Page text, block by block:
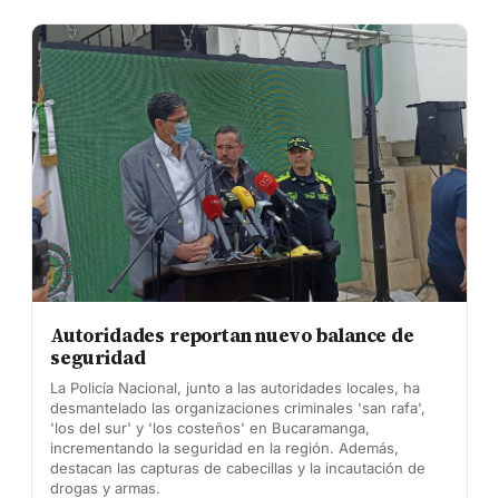
Autoridades reportan nuevo balance de
seguridad
La Policía Nacional, junto a las autoridades locales, ha
desmantelado las organizaciones criminales 'san rafa',
'los del sur' y 'los costeños' en Bucaramanga,
incrementando la seguridad en la región. Además,
destacan las capturas de cabecillas y la incautación de
drogas y armas.